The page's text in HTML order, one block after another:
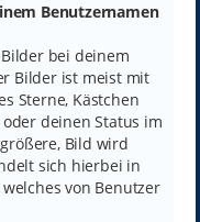
Benutzernamen
bei deinem
Bilder ist meist mit
Sterne, Kästchen
deinen Status im
Bild wird
sich hierbei in
von Benutzer